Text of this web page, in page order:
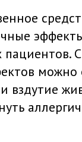
пациентов.
можно
вздутие